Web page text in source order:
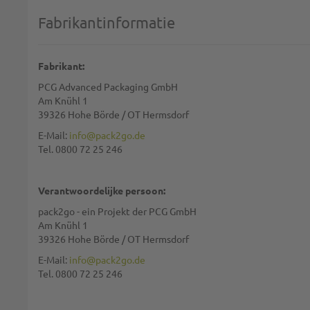
Samenvatting:
Fabrikantinformatie
Fabrikant:
PCG Advanced Packaging GmbH
Am Knühl 1
39326 Hohe Börde / OT Hermsdorf
E-Mail: info@pack2go.de
Tel. 0800 72 25 246
Verantwoordelijke persoon:
pack2go - ein Projekt der PCG GmbH
Am Knühl 1
39326 Hohe Börde / OT Hermsdorf
E-Mail: info@pack2go.de
Tel. 0800 72 25 246